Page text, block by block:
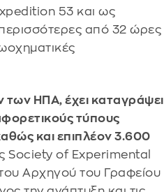
53 και ως
από 32 ώρες
ΗΠΑ, έχει καταγράψει
τύπους
και επιπλέον 3.600
Society of Experimental
Αρχηγού του Γραφείου